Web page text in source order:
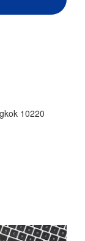
10220